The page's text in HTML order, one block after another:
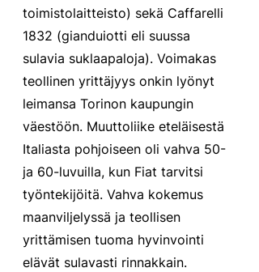
toimistolaitteisto) sekä Caffarelli
1832 (gianduiotti eli suussa
sulavia suklaapaloja). Voimakas
teollinen yrittäjyys onkin lyönyt
leimansa Torinon kaupungin
väestöön. Muuttoliike eteläisestä
Italiasta pohjoiseen oli vahva 50-
ja 60-luvuilla, kun Fiat tarvitsi
työntekijöitä. Vahva kokemus
maanviljelyssä ja teollisen
yrittämisen tuoma hyvinvointi
elävät sulavasti rinnakkain.